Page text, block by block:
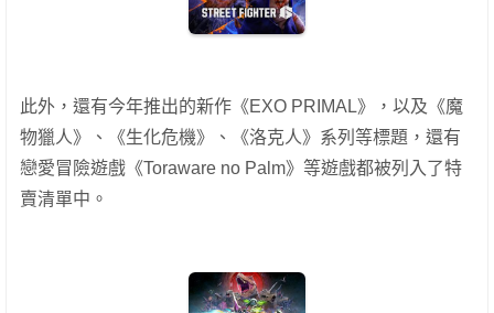
此外，還有今年推出的新作《EXO PRIMAL》，以及《魔
物獵人》、《生化危機》、《洛克人》系列等標題，還有
戀愛冒險遊戲《Toraware no Palm》等遊戲都被列入了特
賣清單中。